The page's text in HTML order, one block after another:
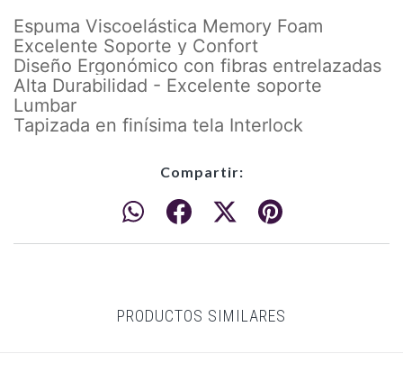
Espuma Viscoelástica Memory Foam
Excelente Soporte y Confort
Diseño Ergonómico con fibras entrelazadas
Alta Durabilidad - Excelente soporte
Lumbar
Tapizada en finísima tela Interlock
Compartir:
PRODUCTOS SIMILARES